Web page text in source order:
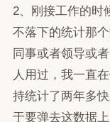
2、刚接工作的时
不落下的统计那
同事或者领导或
人用过，我一直
持统计了两年多
于要弹去这数据